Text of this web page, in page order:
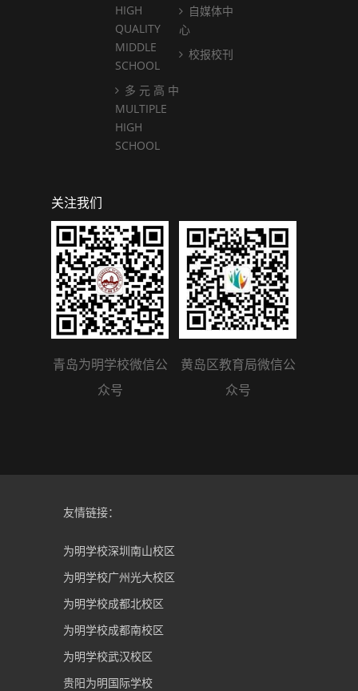
HIGH
QUALITY
MIDDLE
SCHOOL
多 元 高 中
MULTIPLE
HIGH
SCHOOL
自媒体中
心
校报校刊
关注我们
青岛为明学校微信公
众号
黄岛区教育局微信公
众号
友情链接：
为明学校深圳南山校区
为明学校广州光大校区
为明学校成都北校区
为明学校成都南校区
为明学校武汉校区
贵阳为明国际学校